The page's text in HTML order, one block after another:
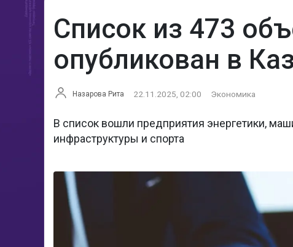
Список из 473
опубликован в
Назарова Рита 22.11.2025, 02:00 Экономика
В список вошли предприятия энергетики,
инфраструктуры и спорта